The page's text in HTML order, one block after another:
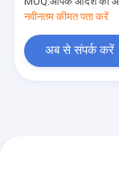
गुणवत्ता नियंत्रण
हमसे संपर्क करें
नवीनतम कीमत पता करें
अब से संपर्क करें